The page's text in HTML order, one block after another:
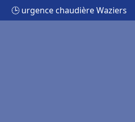
🕒 urgence chaudière Waziers